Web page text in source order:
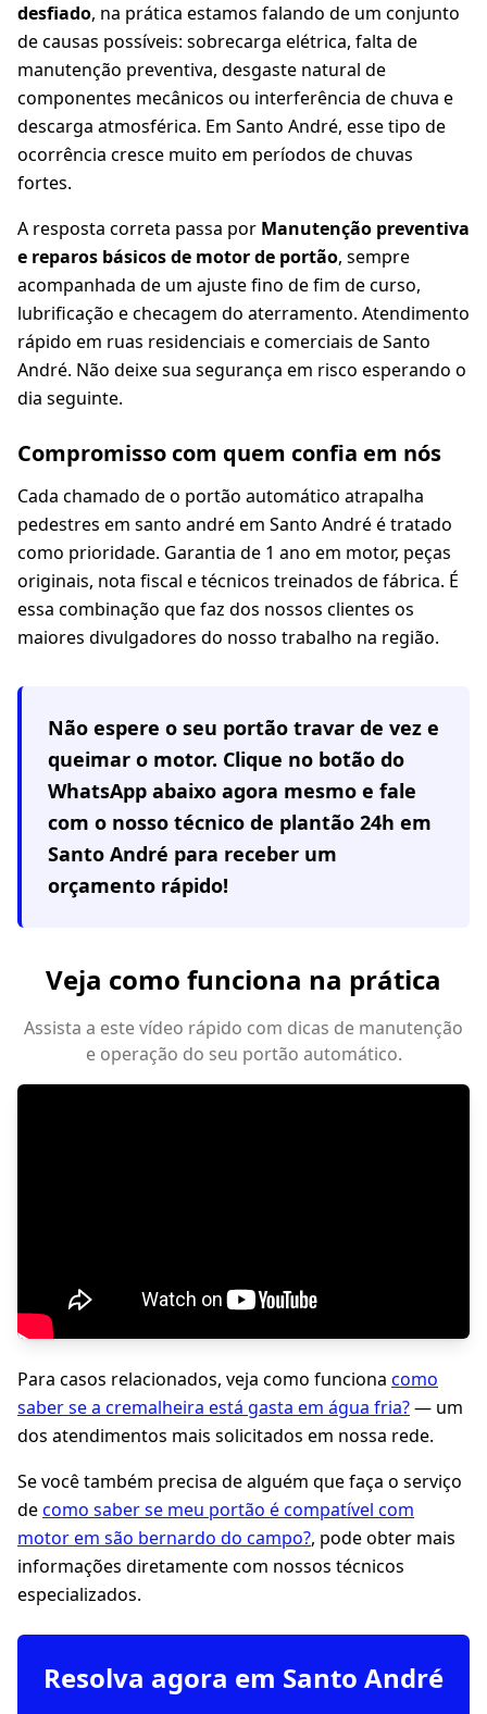
desfiado, na prática estamos falando de um conjunto
de causas possíveis: sobrecarga elétrica, falta de
manutenção preventiva, desgaste natural de
componentes mecânicos ou interferência de chuva e
descarga atmosférica. Em Santo André, esse tipo de
ocorrência cresce muito em períodos de chuvas
fortes.
A resposta correta passa por Manutenção preventiva
e reparos básicos de motor de portão, sempre
acompanhada de um ajuste fino de fim de curso,
lubrificação e checagem do aterramento. Atendimento
rápido em ruas residenciais e comerciais de Santo
André. Não deixe sua segurança em risco esperando o
dia seguinte.
Compromisso com quem confia em nós
Cada chamado de o portão automático atrapalha
pedestres em santo andré em Santo André é tratado
como prioridade. Garantia de 1 ano em motor, peças
originais, nota fiscal e técnicos treinados de fábrica. É
essa combinação que faz dos nossos clientes os
maiores divulgadores do nosso trabalho na região.
Não espere o seu portão travar de vez e
queimar o motor. Clique no botão do
WhatsApp abaixo agora mesmo e fale
com o nosso técnico de plantão 24h em
Santo André para receber um
orçamento rápido!
Veja como funciona na prática
Assista a este vídeo rápido com dicas de manutenção
e operação do seu portão automático.
Para casos relacionados, veja como funciona como
saber se a cremalheira está gasta em água fria?— um
dos atendimentos mais solicitados em nossa rede.
Se você também precisa de alguém que faça o serviço
decomo saber se meu portão é compatível com
motor em são bernardo do campo?, pode obter mais
informações diretamente com nossos técnicos
especializados.
Resolva agora em Santo André